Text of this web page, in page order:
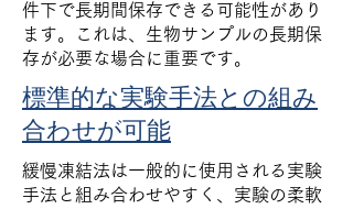
件下で長期間保存できる可能性があり
ます。これは、生物サンプルの長期保
存が必要な場合に重要です。
標準的な実験手法との組み
合わせが可能
緩慢凍結法は一般的に使用される実験
手法と組み合わせやすく、実験の柔軟